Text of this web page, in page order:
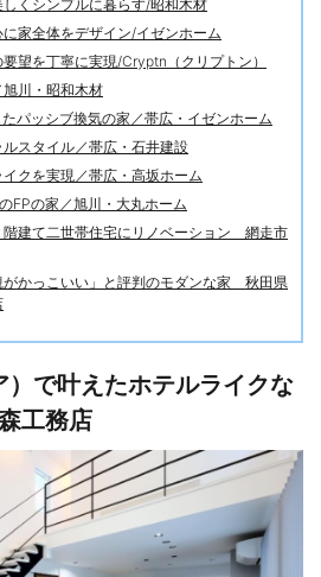
くシンプルに暮らす/昭和木材
家全体をデザイン/イゼンホーム
望を丁寧に実現/Cryptn（クリプトン）
川・昭和木材
パッシブ換気の家／帯広・イゼンホーム
スタイル／帯広・石井建設
クを実現／帯広・高坂ホーム
FPの家／旭川・大丸ホーム
階建て二世帯住宅にリノベーション 網走市
がかっこいい」と評判のモダンな家 秋田県
）で叶えたホテルライクな
工務店